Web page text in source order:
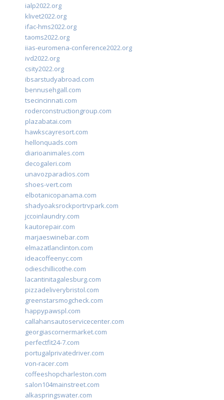
ialp2022.org
klivet2022.org
ifac-hms2022.org
taoms2022.org
iias-euromena-conference2022.org
ivd2022.org
csity2022.org
ibsarstudyabroad.com
bennusehgall.com
tsecincinnati.com
roderconstructiongroup.com
plazabatai.com
hawkscayresort.com
hellonquads.com
diarioanimales.com
decogaleri.com
unavozparadios.com
shoes-vert.com
elbotanicopanama.com
shadyoaksrockportrvpark.com
jccoinlaundry.com
kautorepair.com
marjaeswinebar.com
elmazatlanclinton.com
ideacoffeenyc.com
odieschillicothe.com
lacantinitagalesburg.com
pizzadeliverybristol.com
greenstarsmogcheck.com
happypawspl.com
callahansautoservicecenter.com
georgiascornermarket.com
perfectfit24-7.com
portugalprivatedriver.com
von-racer.com
coffeeshopcharleston.com
salon104mainstreet.com
alkaspringswater.com